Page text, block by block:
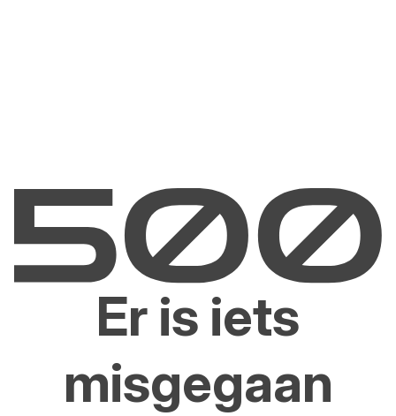
Er is iets
misgegaan